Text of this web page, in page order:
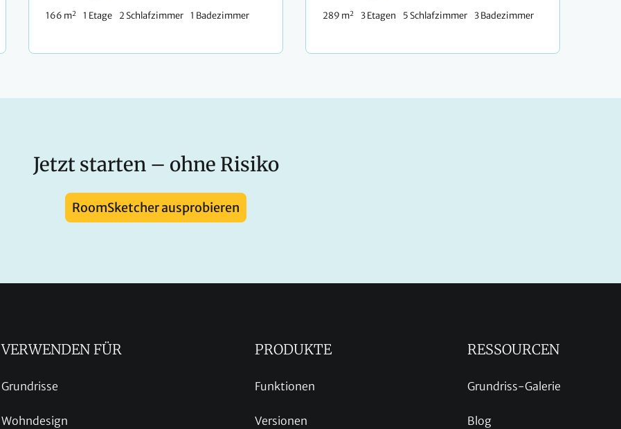
166 m2 1 Etage 2 Schlafzimmer 1 Badezimmer 289 m2 3 Etagen 5 Schlafzimmer 3 Badezimmer
Jetzt starten – ohne Risiko
RoomSketcher ausprobieren
VERWENDEN FÜR
Grundrisse
Wohndesign
PRODUKTE
Funktionen
Versionen
RESSOURCEN
Grundriss-Galerie
Blog